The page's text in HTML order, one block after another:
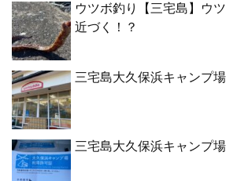
ウツボ釣り【三宅島】ウ
近づく！？
三宅島大久保浜キャンプ
三宅島大久保浜キャンプ